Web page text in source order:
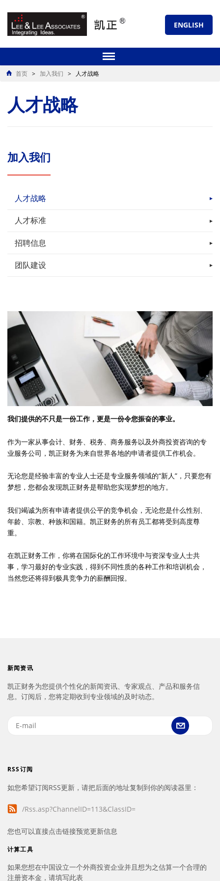
ENGLISH
首页 > 加入我们 > 人才战略
人才战略
加入我们
人才战略
人才标准
招聘信息
团队建设
我们提供的不只是一份工作，更是一份令您振奋的事业。
作为一家从事会计、财务、税务、商务服务以及外商投资咨询的专
业服务公司，凯正财务为来自世界各地的申请者提供工作机会。
无论您是经验丰富的专业人士还是专业服务领域的“新人”，只要您有
梦想，您都会发现凯正财务是帮助您实现梦想的地方。
我们竭诚为所有申请者提供公平的竞争机会，无论您是什么性别、
年龄、宗教、种族和国籍。凯正财务的所有员工都将受到高度尊
重。
在凯正财务工作，你将在国际化的工作环境中与资深专业人士共
事，学习最好的专业实践，得到不同性质的各种工作和培训机会，
当然您还将得到极具竞争力的薪酬回报。
新闻资讯
凯正财务为您提供个性化的新闻资讯、专家观点、产品和服务信
息。订阅后，您将定期收到专业领域的及时动态。
RSS订阅
如您希望订阅RSS更新，请把后面的地址复制到你的阅读器里：
/Rss.asp?ChannelID=113&ClassID=
您也可以直接点击链接预览更新信息
计算工具
如果您想在中国设立一个外商投资企业并且想为之估算一个合理的
注册资本金，请填写此表